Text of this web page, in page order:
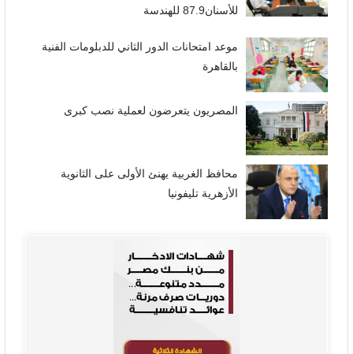
للأسنان87.9 للهندسة
موعد امتحانات الدور الثاني للدبلومات الفنية
بالقاهرة
المصريون يتعرضون لعملية نصب كبرى
محافظ الغربية يهنئ الأولى على الثانوية
الأزهرية تليفونيا